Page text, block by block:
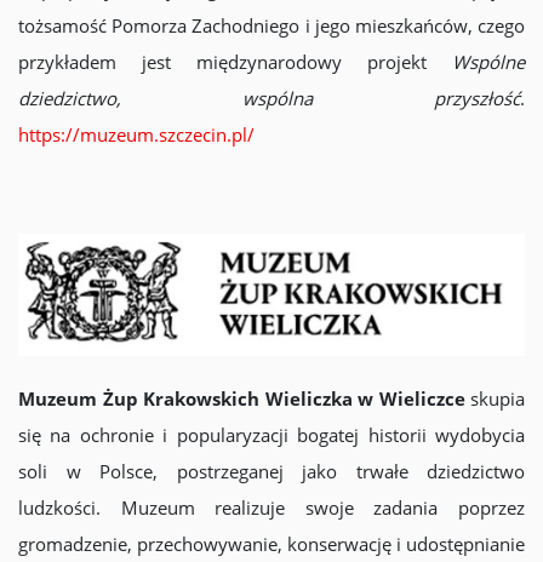
tożsamość Pomorza Zachodniego i jego mieszkańców, czego
przykładem jest międzynarodowy projekt Wspólne
dziedzictwo, wspólna przyszłość.
https://muzeum.szczecin.pl/
Muzeum Żup Krakowskich Wieliczka w Wieliczce skupia
się na ochronie i popularyzacji bogatej historii wydobycia
soli w Polsce, postrzeganej jako trwałe dziedzictwo
ludzkości. Muzeum realizuje swoje zadania poprzez
gromadzenie, przechowywanie, konserwację i udostępnianie